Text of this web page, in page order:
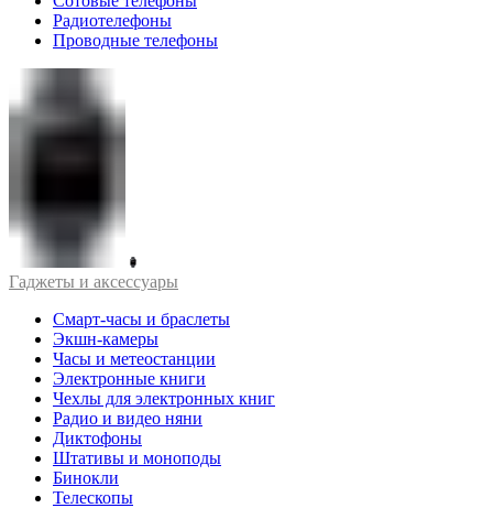
Радиотелефоны
Проводные телефоны
Гаджеты и аксессуары
Смарт-часы и браслеты
Экшн-камеры
Часы и метеостанции
Электронные книги
Чехлы для электронных книг
Радио и видео няни
Диктофоны
Штативы и моноподы
Бинокли
Телескопы